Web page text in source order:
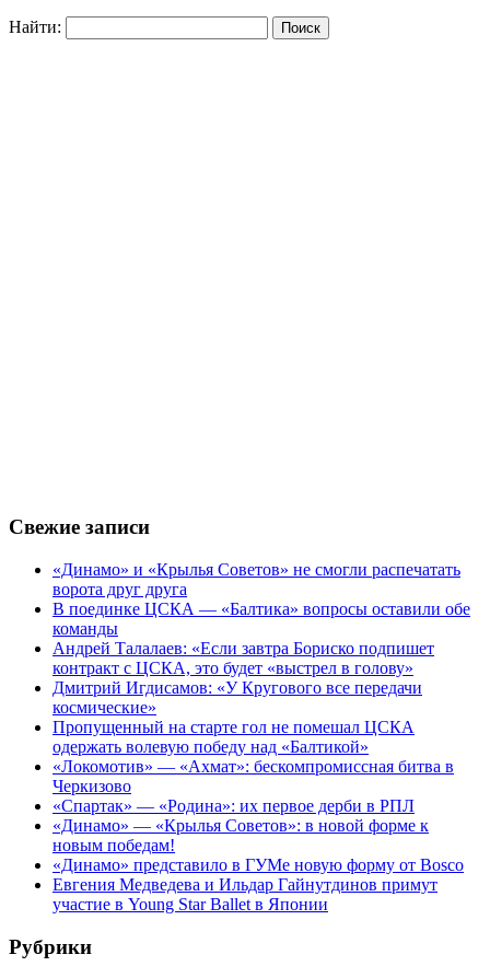
Найти:
Свежие записи
«Динамо» и «Крылья Советов» не смогли распечатать
ворота друг друга
В поединке ЦСКА — «Балтика» вопросы оставили обе
команды
Андрей Талалаев: «Если завтра Бориско подпишет
контракт с ЦСКА, это будет «выстрел в голову»
Дмитрий Игдисамов: «У Кругового все передачи
космические»
Пропущенный на старте гол не помешал ЦСКА
одержать волевую победу над «Балтикой»
«Локомотив» — «Ахмат»: бескомпромиссная битва в
Черкизово
«Спартак» — «Родина»: их первое дерби в РПЛ
«Динамо» — «Крылья Советов»: в новой форме к
новым победам!
«Динамо» представило в ГУМе новую форму от Bosco
Евгения Медведева и Ильдар Гайнутдинов примут
участие в Young Star Ballet в Японии
Рубрики